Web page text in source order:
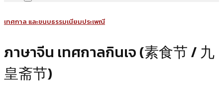
เทศกาล และขนบธรรมเนียมประเพณี
ภาษาจีน เทศกาลกินเจ (素食节 / 九
皇斋节)